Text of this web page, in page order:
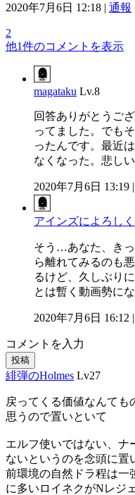
2020年7月6日 12:18 | 通報
2
他1件のコメントを表示
magataku Lv.8
回答ありがとうご
ってました。でも
ったんです。最近
なくなった。悲しい
2020年7月6日 13:19 |
アインズによろしく
そう…あなた、き
ら離れてみるのも
るけど、久しぶり
とは暫く動画勢にな
2020年7月6日 16:12 |
コメントを入力
投稿
緋弾のHolmes Lv27
戻ってくる価値なんても
思うので置いといて
エルフ使いではない、ナ
ないというのを念頭に置
前環境の自然ドラ程は一
に多いロイネクがNレジ